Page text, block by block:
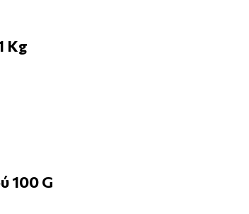
Kg
100 G